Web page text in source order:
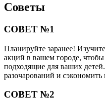
Советы
СОВЕТ №1
Планируйте заранее!
акций в вашем городе,
подходящие для ваших
разочарований и сэкономить
СОВЕТ №2